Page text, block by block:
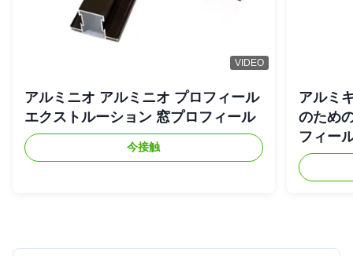
VIDEO
アルミニオ アルミニオ プロフィール
エクストルーション 窓プロフィール
今接触
アルミ
のため
フィー